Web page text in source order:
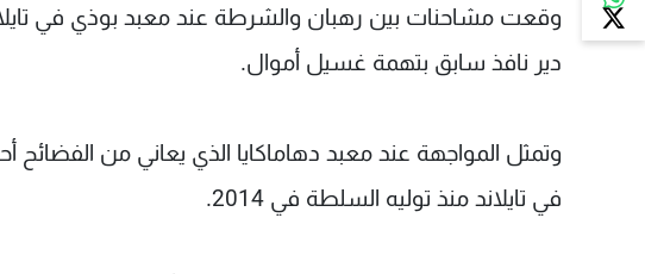
وقعت مشاحنات بين رهبان والشرطة عند معبد بوذي في
دير نافذ سابق بتهمة غسيل أموال.
وتمثل المواجهة عند معبد دهاماكايا الذي يعاني من
في تايلاند منذ توليه السلطة في 2014.